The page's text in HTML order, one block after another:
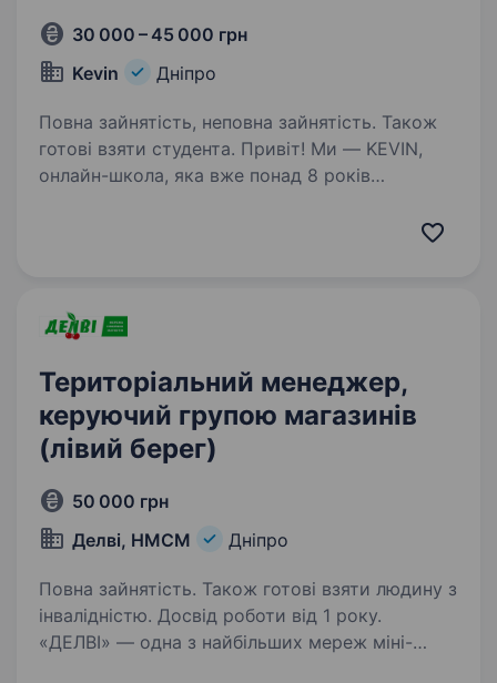
30 000 – 45 000 грн
Kevin
Дніпро
Повна зайнятість, неповна зайнятість. Також
готові взяти студента. Привіт! Ми — KEVIN,
онлайн-школа, яка вже понад 8 років
Територіальний менеджер,
керуючий групою магазинів
(лівий берег)
50 000 грн
Делві, НМСМ
Дніпро
Повна зайнятість. Також готові взяти людину з
інвалідністю. Досвід роботи від 1 року.
«ДЕЛВІ» — одна з найбільших мереж міні-